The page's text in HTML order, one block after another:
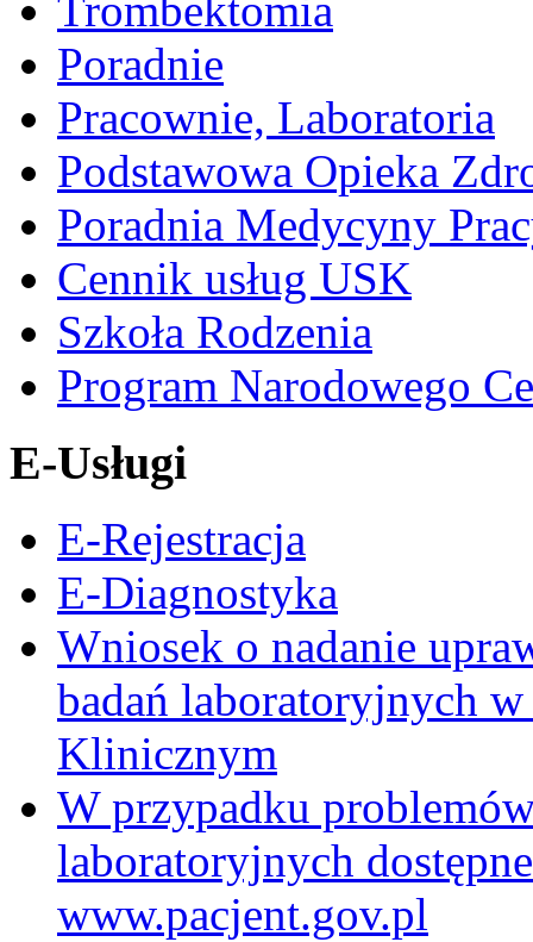
Poradnie
Pracownie, Laboratoria
Podstawowa Opieka
Poradnia Medycyny
Cennik usług USK
Szkoła Rodzenia
Program Narodowego
E-Usługi
E-Rejestracja
E-Diagnostyka
Wniosek o nadanie
badań laboratoryjnych
Klinicznym
W przypadku
laboratoryjnych
www.pacjent.gov.pl